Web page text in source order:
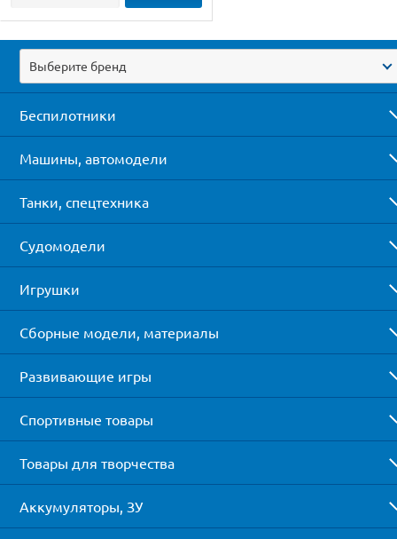
Выберите бренд
Беспилотники
Машины, автомодели
Танки, спецтехника
Судомодели
Игрушки
Сборные модели, материалы
Развивающие игры
Спортивные товары
Товары для творчества
Аккумуляторы, ЗУ